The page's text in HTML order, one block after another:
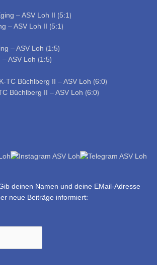
– ASV Loh II ⟮5:1⟯
ASV Loh ⟮1:5⟯
Büchlberg II – ASV Loh ⟮6:0⟯
deinen Namen und deine EMail-Adresse
neue Beiträge informiert: